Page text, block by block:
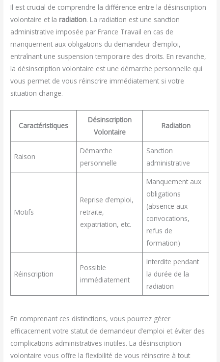
Il est crucial de comprendre la différence entre la désinscription
volontaire et la radiation. La radiation est une sanction
administrative imposée par France Travail en cas de
manquement aux obligations du demandeur d’emploi,
entraînant une suspension temporaire des droits. En revanche,
la désinscription volontaire est une démarche personnelle qui
vous permet de vous réinscrire immédiatement si votre
situation change.
Caractéristiques
Désinscription
Volontaire
Radiation
Raison
Démarche
personnelle
Sanction
administrative
Motifs
Reprise d’emploi,
retraite,
expatriation, etc.
Manquement aux
obligations
(absence aux
convocations,
refus de
formation)
Réinscription
Possible
immédiatement
Interdite pendant
la durée de la
radiation
En comprenant ces distinctions, vous pourrez gérer
efficacement votre statut de demandeur d’emploi et éviter des
complications administratives inutiles. La désinscription
volontaire vous offre la flexibilité de vous réinscrire à tout